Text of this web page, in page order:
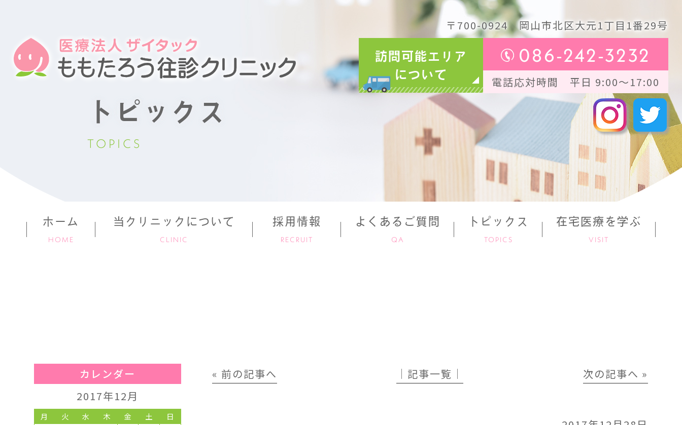
〒700-0924岡山市北区大元1丁目1番29号
086-242-3232
電話応対時間 平日 9:00～17:00
訪問可能エリア
について
トピックス
TOPICS
ホーム
HOME
当クリニックについて
CLINIC
採用情報
RECRUIT
よくあるご質問
QA
トピックス
TOPICS
在宅医療を学ぶ
VISIT
« 前の記事へ │記事一覧│ 次の記事へ »
カレンダー
2017年12月
月 火 水 木 金 土 日